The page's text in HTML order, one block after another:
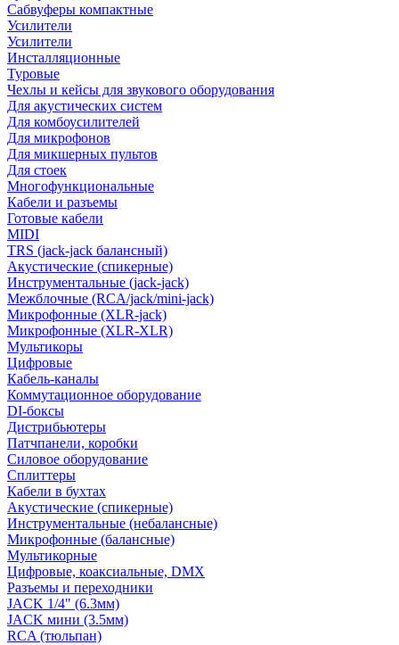
Сабвуферы компактные
Усилители
Усилители
Инсталляционные
Туровые
Чехлы и кейсы для звукового оборудования
Для акустических систем
Для комбоусилителей
Для микрофонов
Для микшерных пультов
Для стоек
Многофункциональные
Кабели и разъемы
Готовые кабели
MIDI
TRS (jack-jack балансный)
Акустические (спикерные)
Инструментальные (jack-jack)
Межблочные (RCA/jack/mini-jack)
Микрофонные (XLR-jack)
Микрофонные (XLR-XLR)
Мультикоры
Цифровые
Кабель-каналы
Коммутационное оборудование
DI-боксы
Дистрибьютеры
Патчпанели, коробки
Силовое оборудование
Сплиттеры
Кабели в бухтах
Акустические (спикерные)
Инструментальные (небалансные)
Микрофонные (балансные)
Мультикорные
Цифровые, коаксиальные, DMX
Разъемы и переходники
JACK 1/4" (6.3мм)
JACK мини (3.5мм)
RCA (тюльпан)